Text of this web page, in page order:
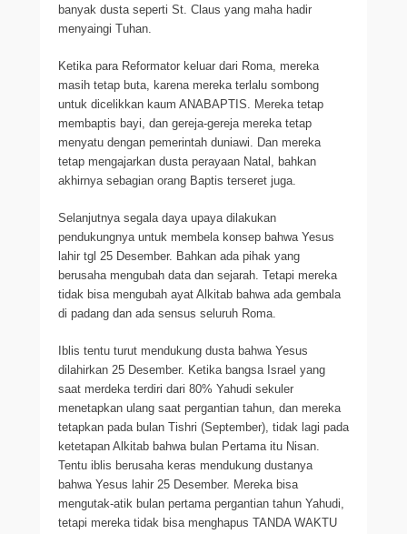
banyak dusta seperti St. Claus yang maha hadir
menyaingi Tuhan.
Ketika para Reformator keluar dari Roma, mereka
masih tetap buta, karena mereka terlalu sombong
untuk dicelikkan kaum ANABAPTIS. Mereka tetap
membaptis bayi, dan gereja-gereja mereka tetap
menyatu dengan pemerintah duniawi. Dan mereka
tetap mengajarkan dusta perayaan Natal, bahkan
akhirnya sebagian orang Baptis terseret juga.
Selanjutnya segala daya upaya dilakukan
pendukungnya untuk membela konsep bahwa Yesus
lahir tgl 25 Desember. Bahkan ada pihak yang
berusaha mengubah data dan sejarah. Tetapi mereka
tidak bisa mengubah ayat Alkitab bahwa ada gembala
di padang dan ada sensus seluruh Roma.
Iblis tentu turut mendukung dusta bahwa Yesus
dilahirkan 25 Desember. Ketika bangsa Israel yang
saat merdeka terdiri dari 80% Yahudi sekuler
menetapkan ulang saat pergantian tahun, dan mereka
tetapkan pada bulan Tishri (September), tidak lagi pada
ketetapan Alkitab bahwa bulan Pertama itu Nisan.
Tentu iblis berusaha keras mendukung dustanya
bahwa Yesus lahir 25 Desember. Mereka bisa
mengutak-atik bulan pertama pergantian tahun Yahudi,
tetapi mereka tidak bisa menghapus TANDA WAKTU